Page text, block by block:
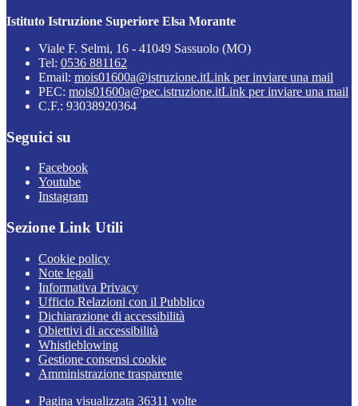
Istituto Istruzione Superiore Elsa Morante
Viale F. Selmi, 16 - 41049 Sassuolo (MO)
Tel: 0536 881162
Email: mois01600a@istruzione.itLink per inviare una mail
PEC: mois01600a@pec.istruzione.itLink per inviare una mail
C.F.: 93038920364
Seguici su
Facebook
Youtube
Instagram
Sezione Link Utili
Cookie policy
Note legali
Informativa Privacy
Ufficio Relazioni con il Pubblico
Dichiarazione di accessibilità
Obiettivi di accessibilità
Whistleblowing
Gestione consensi cookie
Amministrazione trasparente
Pagina visualizzata 36311 volte